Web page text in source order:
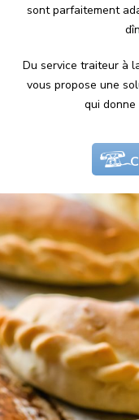
sont parfaitement
Du service traiteur à
vous propose une
qui donne